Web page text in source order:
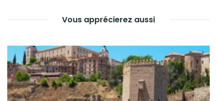
Vous apprécierez aussi